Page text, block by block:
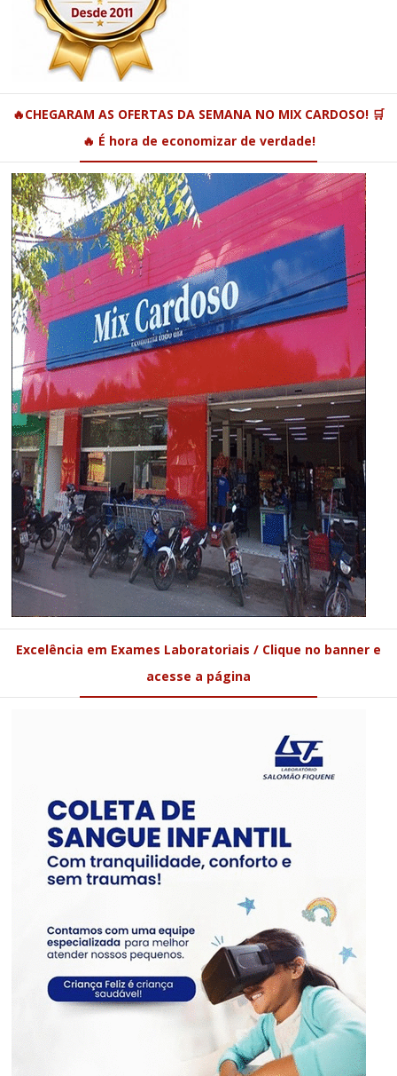
🔥CHEGARAM AS OFERTAS DA SEMANA NO MIX CARDOSO! 🛒
🔥 É hora de economizar de verdade!
Excelência em Exames Laboratoriais / Clique no banner e
acesse a página